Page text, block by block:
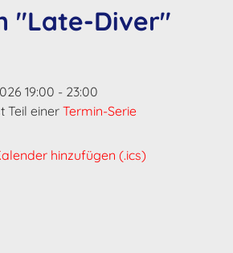
"Late-Diver"
19:00 - 23:00
Teil einer Termin-Serie
hinzufügen (.ics)